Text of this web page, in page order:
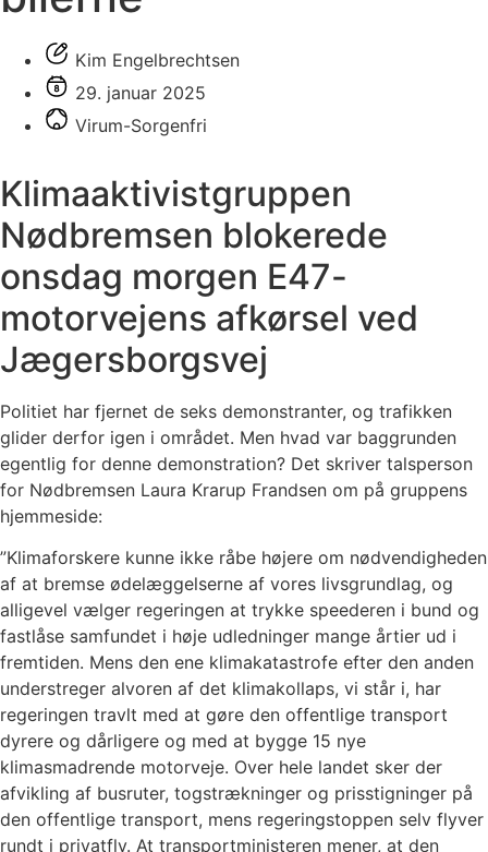
Kim Engelbrechtsen
29. januar 2025
Virum-Sorgenfri
Klimaaktivistgruppen
Nødbremsen blokerede
onsdag morgen E47-
motorvejens afkørsel ved
Jægersborgsvej
Politiet har fjernet de seks demonstranter, og trafikken
glider derfor igen i området. Men hvad var baggrunden
egentlig for denne demonstration? Det skriver talsperson
for Nødbremsen Laura Krarup Frandsen om på gruppens
hjemmeside:
”Klimaforskere kunne ikke råbe højere om nødvendigheden
af at bremse ødelæggelserne af vores livsgrundlag, og
alligevel vælger regeringen at trykke speederen i bund og
fastlåse samfundet i høje udledninger mange årtier ud i
fremtiden. Mens den ene klimakatastrofe efter den anden
understreger alvoren af det klimakollaps, vi står i, har
regeringen travlt med at gøre den offentlige transport
dyrere og dårligere og med at bygge 15 nye
klimasmadrende motorveje. Over hele landet sker der
afvikling af busruter, togstrækninger og prisstigninger på
den offentlige transport, mens regeringstoppen selv flyver
rundt i privatfly. At transportministeren mener, at den